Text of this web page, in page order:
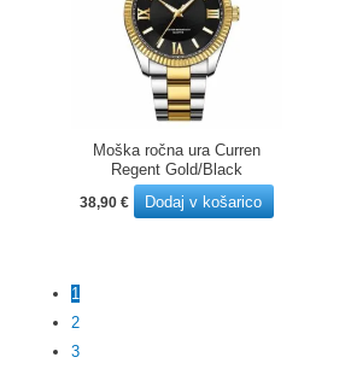
Moška ročna ura Curren
Regent Gold/Black
38,90 € Dodaj v košarico
1
2
3